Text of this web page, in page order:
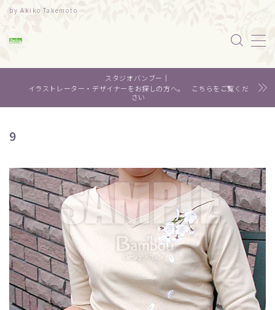
by Akiko Takemoto
MENU
水彩｜食べ物
デザイン
About me
Contact
スタジオバンブー｜
イラストレーター・デザイナーをお探しの方へ。 こちらをご覧くだ
さい
9